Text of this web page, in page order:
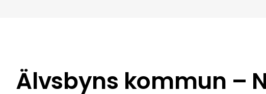
Älvsbyns kommun –